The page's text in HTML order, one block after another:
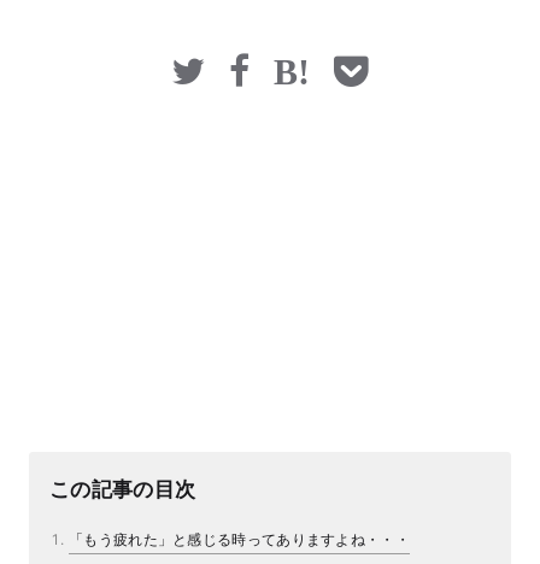
この記事の目次
「もう疲れた」と感じる時ってありますよね・・・